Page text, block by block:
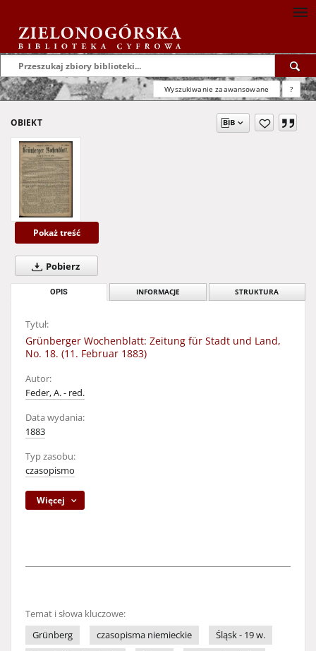
Wyszukiwanie zaawansowane ?
OBIEKT
Pokaż treść
Pobierz
OPIS INFORMACJE STRUKTURA
Tytuł:
Grünberger Wochenblatt: Zeitung für Stadt und Land,
No. 18. (11. Februar 1883)
Autor:
Feder, A. - red.
Data wydania:
1883
Typ zasobu:
czasopismo
Więcej
Temat i słowa kluczowe:
Grünberg
czasopisma niemieckie
Śląsk - 19 w.